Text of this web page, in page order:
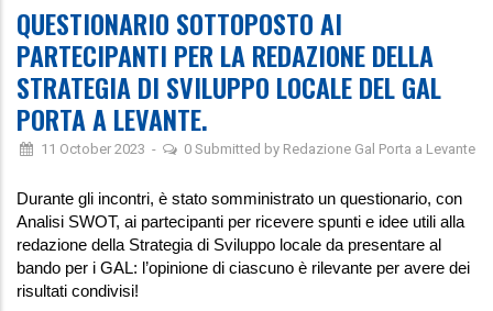
QUESTIONARIO SOTTOPOSTO AI
PARTECIPANTI PER LA REDAZIONE DELLA
STRATEGIA DI SVILUPPO LOCALE DEL GAL
PORTA A LEVANTE.
11 October 2023 - 0 Submitted by Redazione Gal Porta a Levante
Durante gli incontri, è stato somministrato un questionario, con
Analisi SWOT, ai partecipanti per ricevere spunti e idee utili alla
redazione della Strategia di Sviluppo locale da presentare al
bando per i GAL: l’opinione di ciascuno è rilevante per avere dei
risultati condivisi!